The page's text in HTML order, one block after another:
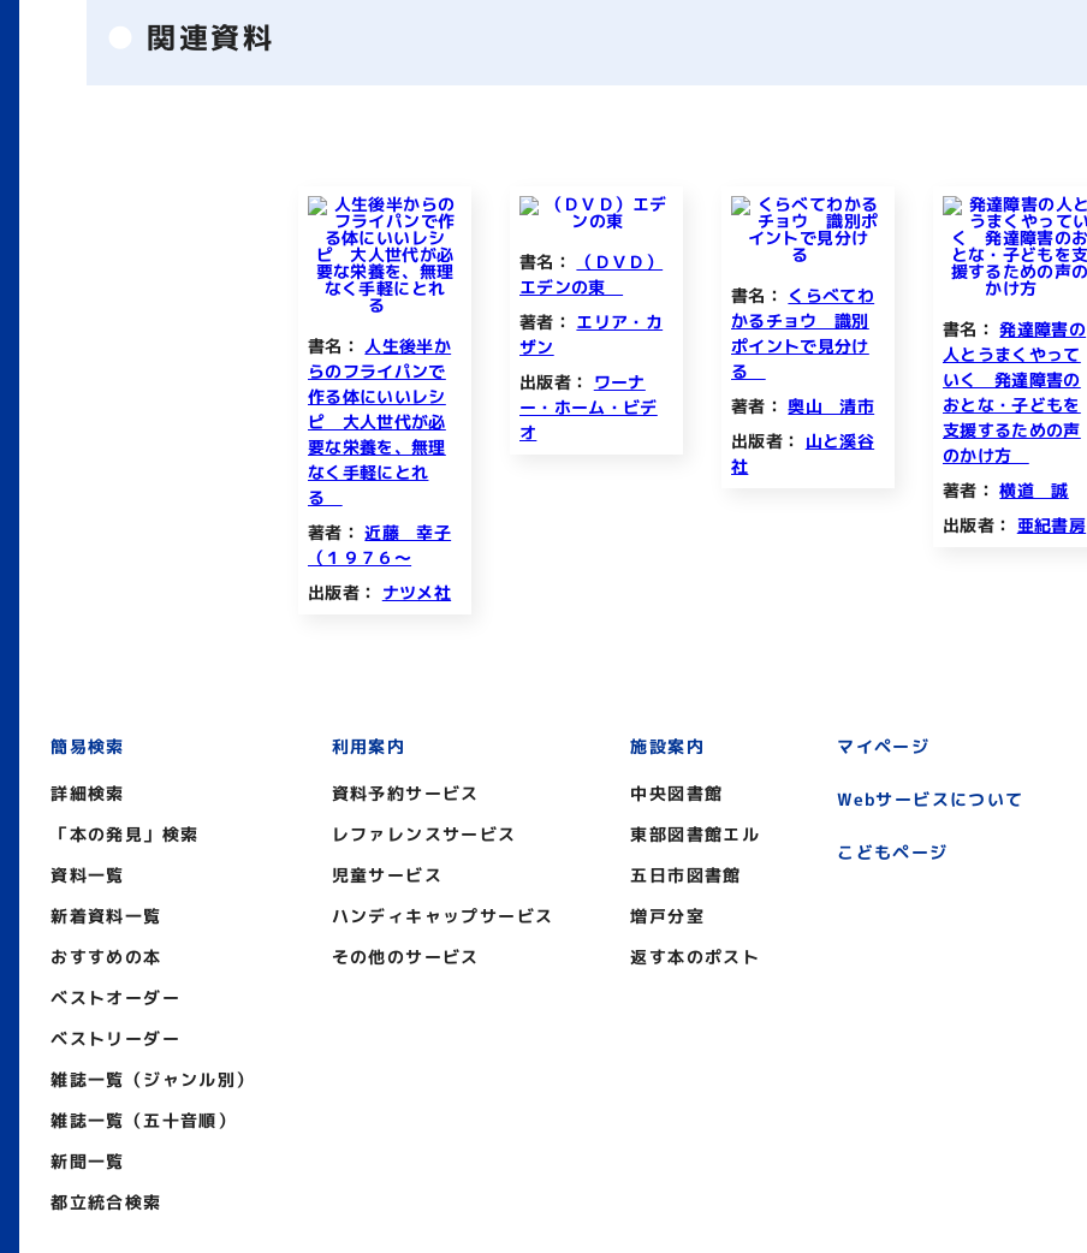
関連資料
書名：人生後半か
らのフライパンで
作る体にいいレシ
ピ 大人世代が必
要な栄養を、無理
なく手軽にとれ
る
著者：近藤 幸子
（１９７６～
出版者： ナツメ社
書名：
（ＤＶＤ）
エデンの東
著者： エリア・カ
ザン
出版者： ワーナ
ー・ホーム・ビデ
オ
書名： くらべてわ
かるチョウ 識別
ポイントで見分け
る
著者：奥山 清市
出版者： 山と溪谷
社
書名：発達障害の
人とうまくやって
いく 発達障害の
おとな・子どもを
支援するための声
のかけ方
著者：横道 誠
出版者： 亜紀書房
簡易検索
詳細検索
「本の発見」検索
資料一覧
新着資料一覧
おすすめの本
ベストオーダー
ベストリーダー
雑誌一覧（ジャンル別）
雑誌一覧（五十音順）
新聞一覧
都立統合検索
利用案内
資料予約サービス
レファレンスサービス
児童サービス
ハンディキャップサービス
その他のサービス
施設案内
中央図書館
東部図書館エル
五日市図書館
増戸分室
返す本のポスト
マイページ
Webサービスについて
こどもページ